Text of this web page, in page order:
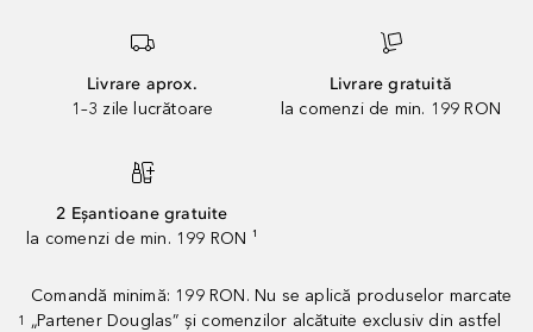
Livrare aprox.
1–3 zile lucrătoare
Livrare gratuită
la comenzi de min. 199 RON
2 Eșantioane gratuite
la comenzi de min. 199 RON ¹
1
Comandă minimă: 199 RON. Nu se aplică produselor marcate
„Partener Douglas” și comenzilor alcătuite exclusiv din astfel